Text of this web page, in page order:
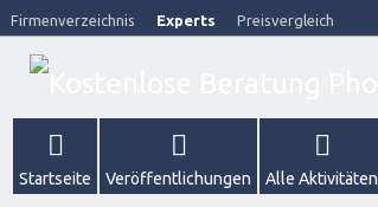
Firmenverzeichnis Experts Preisvergleich
Startseite Veröffentlichungen Alle Aktivitäten